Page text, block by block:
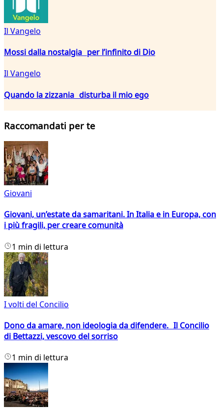
Il Vangelo
Mossi dalla nostalgia per l’infinito di Dio
Il Vangelo
Quando la zizzania disturba il mio ego
Raccomandati per te
Giovani
Giovani, un’estate da samaritani. In Italia e in Europa, con
i più fragili, per creare comunità
1 min di lettura
I volti del Concilio
Dono da amare, non ideologia da difendere. Il Concilio
di Bettazzi, vescovo del sorriso
1 min di lettura